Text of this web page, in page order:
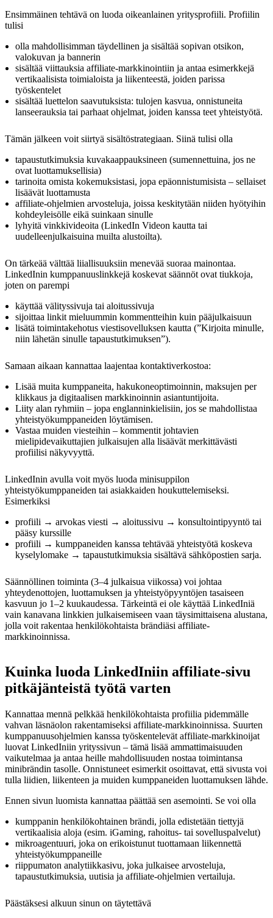
Ensimmäinen tehtävä on luoda oikeanlainen yritysprofiili. Profiilin
tulisi
olla mahdollisimman täydellinen ja sisältää sopivan otsikon,
valokuvan ja bannerin
sisältää viittauksia affiliate-markkinointiin ja antaa esimerkkejä
vertikaalisista toimialoista ja liikenteestä, joiden parissa
työskentelet
sisältää luettelon saavutuksista: tulojen kasvua, onnistuneita
lanseerauksia tai parhaat ohjelmat, joiden kanssa teet yhteistyötä.
Tämän jälkeen voit siirtyä sisältöstrategiaan. Siinä tulisi olla
tapaustutkimuksia kuvakaappauksineen (sumennettuina, jos ne
ovat luottamuksellisia)
tarinoita omista kokemuksistasi, jopa epäonnistumisista – sellaiset
lisäävät luottamusta
affiliate-ohjelmien arvosteluja, joissa keskitytään niiden hyötyihin
kohdeyleisölle eikä suinkaan sinulle
lyhyitä vinkkivideoita (LinkedIn Videon kautta tai
uudelleenjulkaisuina muilta alustoilta).
On tärkeää välttää liiallisuuksiin menevää suoraa mainontaa.
LinkedInin kumppanuuslinkkejä koskevat säännöt ovat tiukkoja,
joten on parempi
käyttää välityssivuja tai aloitussivuja
sijoittaa linkit mieluummin kommentteihin kuin pääjulkaisuun
lisätä toimintakehotus viestisovelluksen kautta (”Kirjoita minulle,
niin lähetän sinulle tapaustutkimuksen”).
Samaan aikaan kannattaa laajentaa kontaktiverkostoa:
Lisää muita kumppaneita, hakukoneoptimoinnin, maksujen per
klikkaus ja digitaalisen markkinoinnin asiantuntijoita.
Liity alan ryhmiin – jopa englanninkielisiin, jos se mahdollistaa
yhteistyökumppaneiden löytämisen.
Vastaa muiden viesteihin – kommentit johtavien
mielipidevaikuttajien julkaisujen alla lisäävät merkittävästi
profiilisi näkyvyyttä.
LinkedInin avulla voit myös luoda minisuppilon
yhteistyökumppaneiden tai asiakkaiden houkuttelemiseksi.
Esimerkiksi
profiili → arvokas viesti → aloitussivu → konsultointipyyntö tai
pääsy kurssille
profiili → kumppaneiden kanssa tehtävää yhteistyötä koskeva
kyselylomake → tapaustutkimuksia sisältävä sähköpostien sarja.
Säännöllinen toiminta (3–4 julkaisua viikossa) voi johtaa
yhteydenottojen, luottamuksen ja yhteistyöpyyntöjen tasaiseen
kasvuun jo 1–2 kuukaudessa. Tärkeintä ei ole käyttää LinkedIniä
vain kanavana linkkien julkaisemiseen vaan täysimittaisena alustana,
jolla voit rakentaa henkilökohtaista brändiäsi affiliate-
markkinoinnissa.
Kuinka luoda LinkedIniin affiliate-sivu
pitkäjänteistä työtä varten
Kannattaa mennä pelkkää henkilökohtaista profiilia pidemmälle
vahvan läsnäolon rakentamiseksi affiliate-markkinoinnissa. Suurten
kumppanuusohjelmien kanssa työskentelevät affiliate-markkinoijat
luovat LinkedIniin yrityssivun – tämä lisää ammattimaisuuden
vaikutelmaa ja antaa heille mahdollisuuden nostaa toimintansa
minibrändin tasolle. Onnistuneet esimerkit osoittavat, että sivusta voi
tulla liidien, liikenteen ja muiden kumppaneiden luottamuksen lähde.
Ennen sivun luomista kannattaa päättää sen asemointi. Se voi olla
kumppanin henkilökohtainen brändi, jolla edistetään tiettyjä
vertikaalisia aloja (esim. iGaming, rahoitus- tai sovelluspalvelut)
mikroagentuuri, joka on erikoistunut tuottamaan liikennettä
yhteistyökumppaneille
riippumaton analytiikkasivu, joka julkaisee arvosteluja,
tapaustutkimuksia, uutisia ja affiliate-ohjelmien vertailuja.
Päästäksesi alkuun sinun on täytettävä